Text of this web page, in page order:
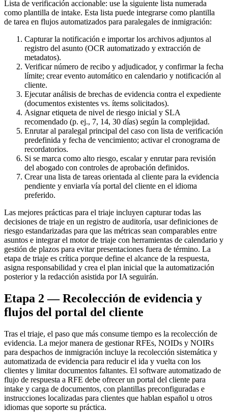
Lista de verificación accionable: use la siguiente lista numerada
como plantilla de intake. Esta lista puede integrarse como plantilla
de tarea en flujos automatizados para paralegales de inmigración:
Capturar la notificación e importar los archivos adjuntos al
registro del asunto (OCR automatizado y extracción de
metadatos).
Verificar número de recibo y adjudicador, y confirmar la fecha
límite; crear evento automático en calendario y notificación al
cliente.
Ejecutar análisis de brechas de evidencia contra el expediente
(documentos existentes vs. ítems solicitados).
Asignar etiqueta de nivel de riesgo inicial y SLA
recomendado (p. ej., 7, 14, 30 días) según la complejidad.
Enrutar al paralegal principal del caso con lista de verificación
predefinida y fecha de vencimiento; activar el cronograma de
recordatorios.
Si se marca como alto riesgo, escalar y enrutar para revisión
del abogado con controles de aprobación definidos.
Crear una lista de tareas orientada al cliente para la evidencia
pendiente y enviarla vía portal del cliente en el idioma
preferido.
Las mejores prácticas para el triaje incluyen capturar todas las
decisiones de triaje en un registro de auditoría, usar definiciones de
riesgo estandarizadas para que las métricas sean comparables entre
asuntos e integrar el motor de triaje con herramientas de calendario y
gestión de plazos para evitar presentaciones fuera de término. La
etapa de triaje es crítica porque define el alcance de la respuesta,
asigna responsabilidad y crea el plan inicial que la automatización
posterior y la redacción asistida por IA seguirán.
Etapa 2 — Recolección de evidencia y
flujos del portal del cliente
Tras el triaje, el paso que más consume tiempo es la recolección de
evidencia. La mejor manera de gestionar RFEs, NOIDs y NOIRs
para despachos de inmigración incluye la recolección sistemática y
automatizada de evidencia para reducir el ida y vuelta con los
clientes y limitar documentos faltantes. El software automatizado de
flujo de respuesta a RFE debe ofrecer un portal del cliente para
intake y carga de documentos, con plantillas preconfiguradas e
instrucciones localizadas para clientes que hablan español u otros
idiomas que soporte su práctica.